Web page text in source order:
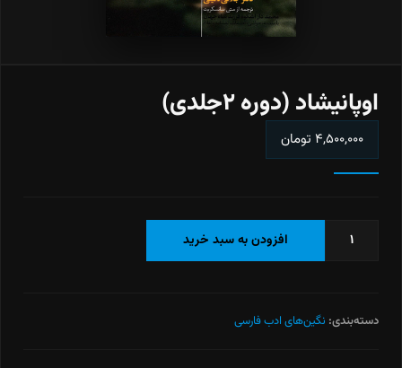
اوپانیشاد (دوره ۲جلدی)
۴,۵۰۰,۰۰۰ تومان
اوپانیشاد
افزودن به سبد خرید
دسته‌بندی: نگین‌های ادب فارسی